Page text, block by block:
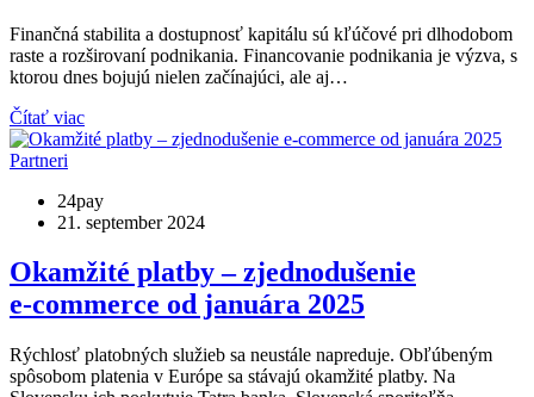
Finančná stabilita a dostupnosť kapitálu sú kľúčové pri dlhodobom
raste a rozširovaní podnikania. Financovanie podnikania je výzva, s
ktorou dnes bojujú nielen začínajúci, ale aj…
Čítať viac
Partneri
24pay
21. september 2024
Okamžité platby – zjednodušenie
e‑commerce od januára 2025
Rýchlosť platobných služieb sa neustále napreduje. Obľúbeným
spôsobom platenia v Európe sa stávajú okamžité platby. Na